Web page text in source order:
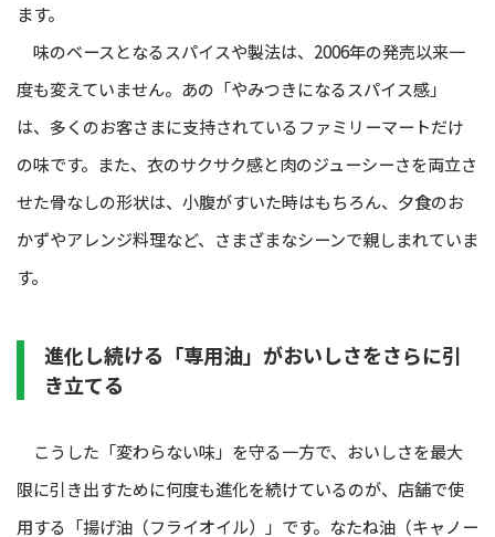
ます。
味のベースとなるスパイスや製法は、2006年の発売以来一
度も変えていません。あの「やみつきになるスパイス感」
は、多くのお客さまに支持されているファミリーマートだけ
の味です。また、衣のサクサク感と肉のジューシーさを両立さ
せた骨なしの形状は、小腹がすいた時はもちろん、夕食のお
かずやアレンジ料理など、さまざまなシーンで親しまれていま
す。
進化し続ける「専用油」がおいしさをさらに引
き立てる
こうした「変わらない味」を守る一方で、おいしさを最大
限に引き出すために何度も進化を続けているのが、店舗で使
用する「揚げ油（フライオイル）」です。なたね油（キャノー